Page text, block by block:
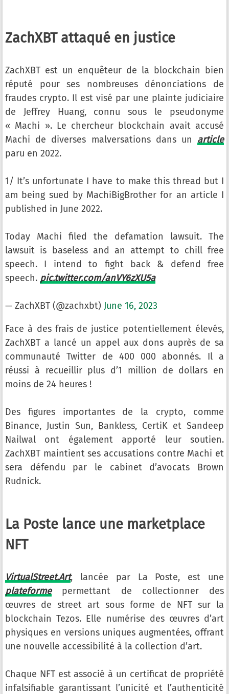
ZachXBT attaqué en justice
ZachXBT est un enquêteur de la blockchain bien
réputé pour ses nombreuses dénonciations de
fraudes crypto. Il est visé par une plainte judiciaire
de Jeffrey Huang, connu sous le pseudonyme
« Machi ». Le chercheur blockchain avait accusé
Machi de diverses malversations dans un article
paru en 2022.
1/ It’s unfortunate I have to make this thread but I
am being sued by MachiBigBrother for an article I
published in June 2022.
Today Machi filed the defamation lawsuit. The
lawsuit is baseless and an attempt to chill free
speech. I intend to fight back & defend free
speech. pic.twitter.com/anVY6zXU5a
— ZachXBT (@zachxbt) June 16, 2023
Face à des frais de justice potentiellement élevés,
ZachXBT a lancé un appel aux dons auprès de sa
communauté Twitter de 400 000 abonnés. Il a
réussi à recueillir plus d’1 million de dollars en
moins de 24 heures !
Des figures importantes de la crypto, comme
Binance, Justin Sun, Bankless, CertiK et Sandeep
Nailwal ont également apporté leur soutien.
ZachXBT maintient ses accusations contre Machi et
sera défendu par le cabinet d’avocats Brown
Rudnick.
La Poste lance une marketplace
NFT
VirtualStreet.Art, lancée par La Poste, est une
plateformepermettant de collectionner des
œuvres de street art sous forme de NFT sur la
blockchain Tezos. Elle numérise des œuvres d’art
physiques en versions uniques augmentées, offrant
une nouvelle accessibilité à la collection d’art.
Chaque NFT est associé à un certificat de propriété
infalsifiable garantissant l’unicité et l’authenticité